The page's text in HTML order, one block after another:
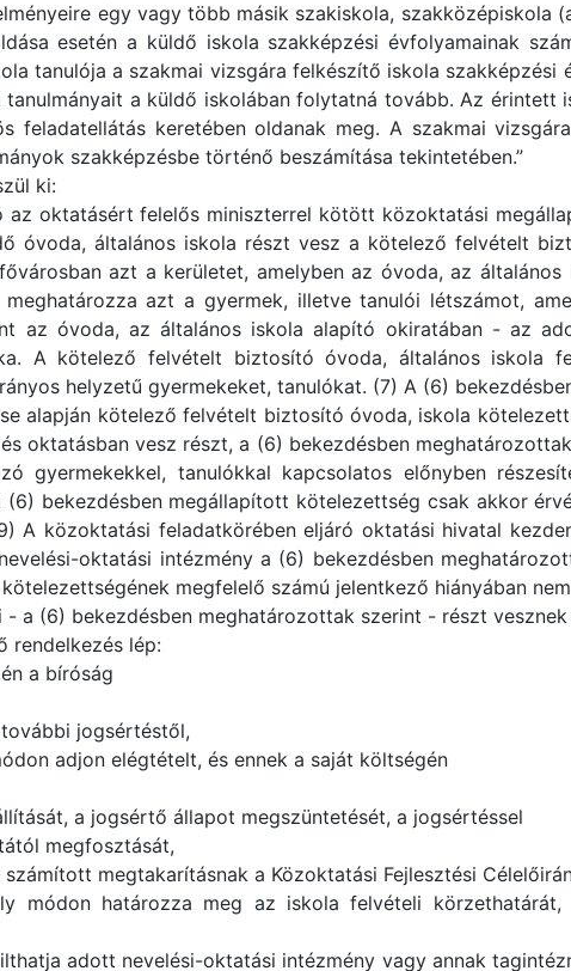
egy vagy több másik szakiskola, szakközépiskola
esetén a küldő iskola szakképzési évfolyamainak
tanulója a szakmai vizsgára felkészítő iskola
a küldő iskolában folytatná tovább. Az
feladatellátás keretében oldanak meg. A szakmai
szakképzésbe történő beszámítása tekintetében.”
ki:
az oktatásért felelős miniszterrel kötött közoktatási
óvoda, általános iskola részt vesz a kötelező felvételt
azt a kerületet, amelyben az óvoda, az
azt a gyermek, illetve tanulói létszámot,
az óvoda, az általános iskola alapító okiratában - az
A kötelező felvételt biztosító óvoda, általános iskola
helyzetű gyermekeket, tanulókat. (7) A (6)
alapján kötelező felvételt biztosító óvoda, iskola
oktatásban vesz részt, a (6) bekezdésben
gyermekekkel, tanulókkal kapcsolatos előnyben
bekezdésben megállapított kötelezettség csak akkor
A közoktatási feladatkörében eljáró oktatási hivatal
oktatási intézmény a (6) bekezdésben
megfelelő számú jelentkező hiányában
a (6) bekezdésben meghatározottak szerint - részt
rendelkezés lép:
a bíróság
jogsértéstől,
adjon elégtételt, és ennek a saját költségén
a jogsértő állapot megszüntetését, a jogsértéssel
megfosztását,
megtakarításnak a Közoktatási Fejlesztési
határozza meg az iskola felvételi
adott nevelési-oktatási intézmény vagy annak